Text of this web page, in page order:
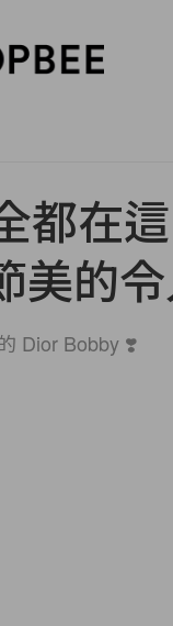
都在
的令
Dior Bobby ❣️